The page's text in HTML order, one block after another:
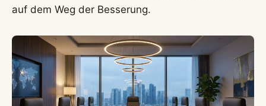
auf dem Weg der Besserung.